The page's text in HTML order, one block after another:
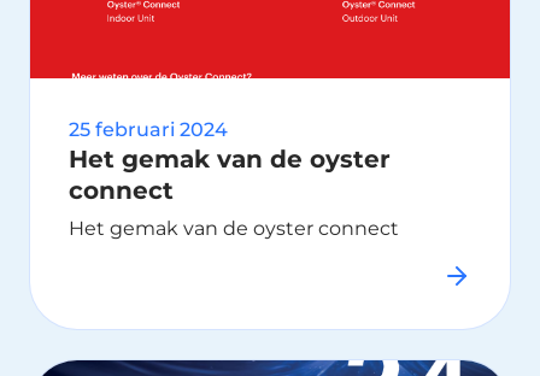
25 februari 2024
Het gemak van de oyster
connect
Het gemak van de oyster connect